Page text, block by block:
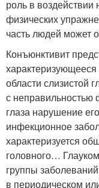
роль в
физических
часть людей может
Конъюнктивит
области слизистой
с неправильностью
глаза нарушение
инфекционное
характеризуется
головного…
группы
в периодическом